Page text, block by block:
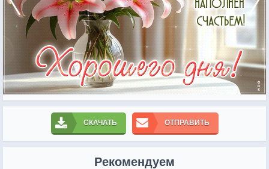
СКАЧАТЬ ОТПРАВИТЬ
Рекомендуем